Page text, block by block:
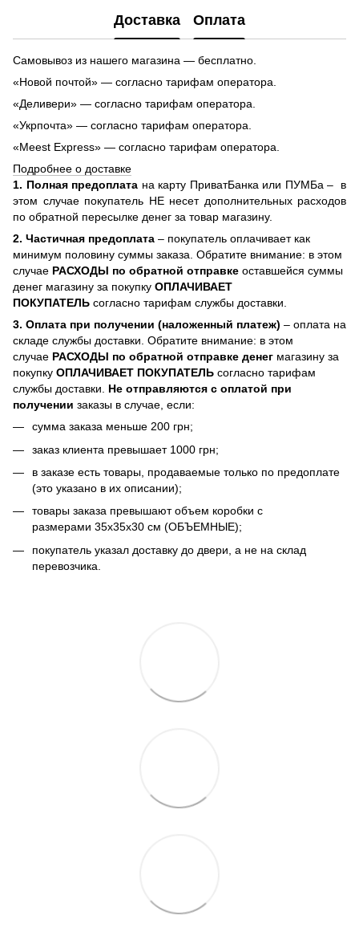
Доставка Оплата
Самовывоз из нашего магазина — бесплатно.
«Новой почтой» — согласно тарифам оператора.
«Деливери» — согласно тарифам оператора.
«Укрпочта» — согласно тарифам оператора.
«Meest Express» — согласно тарифам оператора.
Подробнее о доставке
1. Полная предоплата на карту ПриватБанка или ПУМБа –
в
этом случае покупатель НЕ несет дополнительных расходов
по обратной пересылке денег за товар магазину.
2. Частичная предоплата – покупатель оплачивает как
минимум половину суммы заказа. Обратите внимание: в этом
случае РАСХОДЫ по обратной отправке оставшейся суммы
денег магазину за покупку ОПЛАЧИВАЕТ
ПОКУПАТЕЛЬ согласно тарифам службы доставки.
3. Оплата при получении (наложенный платеж) – оплата на
складе службы доставки. Обратите внимание: в этом
случае РАСХОДЫ по обратной отправке денег магазину за
покупку ОПЛАЧИВАЕТ ПОКУПАТЕЛЬ согласно тарифам
службы доставки. Не отправляются с оплатой при
получении заказы в случае, если:
сумма заказа меньше 200 грн;
заказ клиента превышает 1000 грн;
в заказе есть товары, продаваемые только по предоплате
(это указано в их описании);
товары заказа превышают объем коробки с
размерами 35х35х30 см (ОБЪЕМНЫЕ);
покупатель указал доставку до двери, а не на склад
перевозчика.